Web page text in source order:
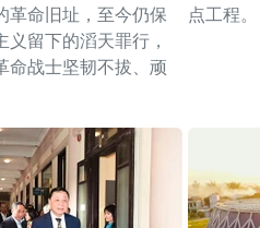
革命旧址，至今仍保
义留下的滔天罪行，
命战士坚韧不拔、顽
点工程。